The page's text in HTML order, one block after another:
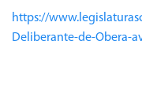
https://
Deliberante-de-Obera-